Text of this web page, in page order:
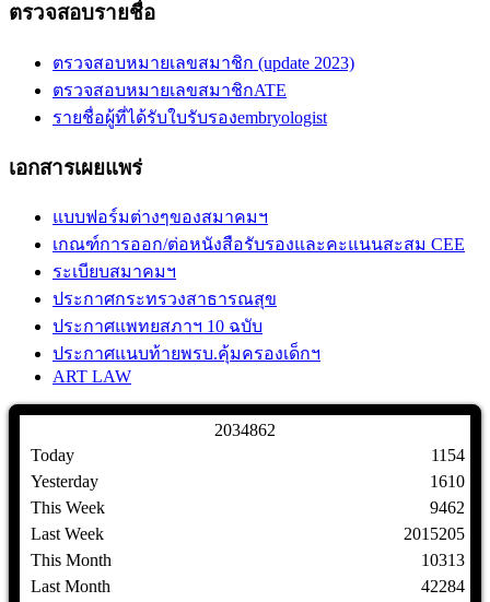
ตรวจสอบรายชื่อ
ตรวจสอบหมายเลขสมาชิก (update 2023)
ตรวจสอบหมายเลขสมาชิกATE
รายชื่อผู้ที่ได้รับใบรับรองembryologist
เอกสารเผยแพร่
แบบฟอร์มต่างๆของสมาคมฯ
เกณฑ์การออก/ต่อหนังสือรับรองและคะแนนสะสม CEE
ระเบียบสมาคมฯ
ประกาศกระทรวงสาธารณสุข
ประกาศแพทยสภาฯ 10 ฉบับ
ประกาศแนบท้ายพรบ.คุ้มครองเด็กฯ
ART LAW
2034862
Today
Yesterday
This Week
Last Week
This Month
Last Month
1154
1610
9462
2015205
10313
42284